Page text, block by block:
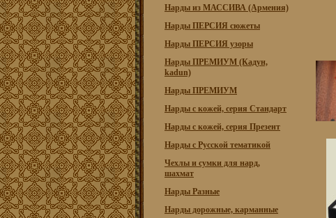
Нарды из МАССИВА (Армения)
Нарды ПЕРСИЯ сюжеты
Нарды ПЕРСИЯ узоры
Нарды ПРЕМИУМ (Кадун,
kadun)
Нарды ПРЕМИУМ
Нарды с кожей, серия Стандарт
Нарды с кожей, серия Презент
Нарды с Русской тематикой
Чехлы и сумки для нард,
шахмат
Нарды Разные
Нарды дорожные, карманные